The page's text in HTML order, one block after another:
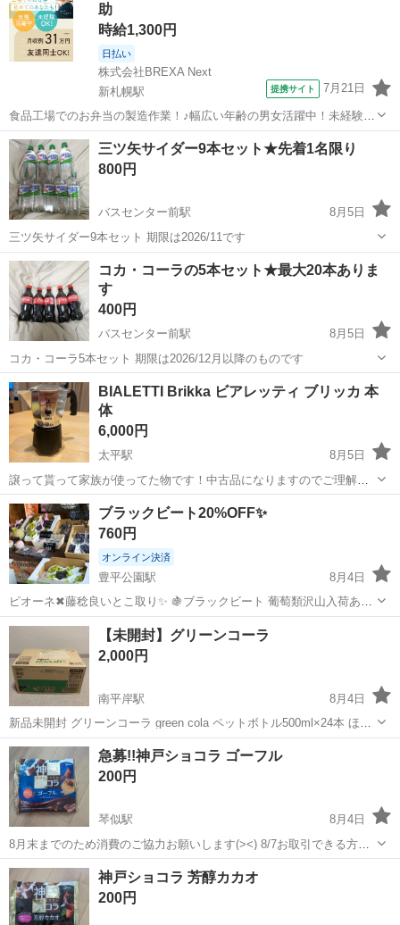
助
時給1,300円
日払い
株式会社BREXA Next
新札幌駅
提携サイト 7月21日
食品工場でのお弁当の製造作業！♪幅広い年齢の男女活躍中！未経験活
躍中♪日払い制度あり◎働きやすい空調完備♪車・バイク・自転車通勤
可！安心の社会保険完備！駅から無料送迎あり◎《北海道札幌市厚別
区》 人気の工場のお仕事 【お弁...
北海道 札幌市 新札幌駅 その他
三ツ矢サイダー9本セット★先着1名限り
800円
バスセンター前駅
8月5日
三ツ矢サイダー9本セット 期限は2026/11です
北海道 札幌市 バスセンター前駅 食品 三ツ矢サイダー
コカ・コーラの5本セット★最大20本ありま
す
400円
バスセンター前駅
8月5日
コカ・コーラ5本セット 期限は2026/12月以降のものです
北海道 札幌市 セット
BIALETTI Brikka ビアレッティ ブリッカ 本
体
6,000円
太平駅
8月5日
譲って貰って家族が使ってた物です！中古品になりますのでご理解下
さい。あまり質問されてもわかりませんので宜しくお願いします！画
像判断で！クレマの乗った濃厚なエスプレッソを楽しめる、特殊バル
ブ搭載の直火式コーヒーメーカーです、
北海道 札幌市 太平駅 食品
ブラックビート20%OFF✨
760円
オンライン決済
豊平公園駅
8月4日
ピオーネ✖︎藤稔良いとこ取り✨ 🍇ブラックビート 葡萄類沢山入荷あり
ましたのでお値下げしました！ 1房価格となります✨
北海道 札幌市 豊平公園駅
【未開封】グリーンコーラ
2,000円
南平岸駅
8月4日
新品未開封 グリーンコーラ green cola ペットボトル500ml×24本 ほぼ
毎日20時に豊平区平岸の自宅前に来て頂ければ最短即日お渡し可能 豊
平区内は無料でお届けします。 ジュース コカコーラ サントリー ア...
北海道 札幌市 南平岸駅
急募!!神戸ショコラ ゴーフル
200円
琴似駅
8月4日
8月末までのため消費のご協力お願いします(><) 8/7お取引できる方優
先でお取引させていただきます🙇‍♀️ ・神戸ショコラ ゴーフル 2026.08 1
袋200円 9袋あります 地下鉄琴似駅付近まで来れる方...
北海道 札幌市 琴似駅 食品
神戸ショコラ 芳醇カカオ
200円